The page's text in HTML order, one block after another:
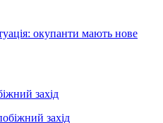
окупанти мають нове
захід